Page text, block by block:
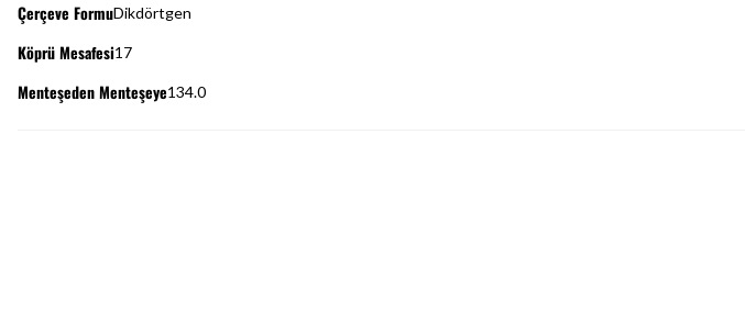
Çerçeve FormuDikdörtgen
Köprü Mesafesi17
Menteşeden Menteşeye134.0